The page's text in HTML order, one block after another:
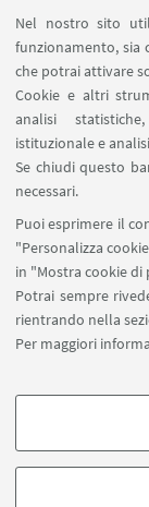
Nel nostro sito
funzionamento, sia
che potrai attivare
Cookie e altri
analisi
istituzionale e
Se chiudi questo
necessari.
Puoi esprimere il
"Personalizza
in "Mostra cookie di
Potrai sempre
rientrando nella
Per maggiori
COOKIE DI
Università di
La
La
I ricercatori
DNA e
Meeting di